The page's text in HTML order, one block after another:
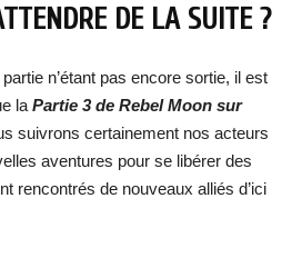
DE LA SUITE ?
n’étant pas encore sortie, il est
la Partie 3 de Rebel Moon sur
suivrons certainement nos acteurs
aventures pour se libérer des
rencontrés de nouveaux alliés d’ici